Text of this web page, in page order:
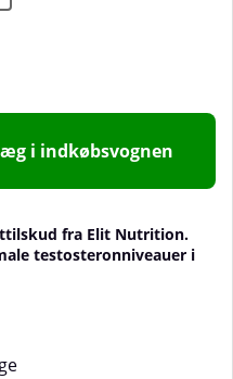
i indkøbsvognen
fra Elit Nutrition.
testosteronniveauer i